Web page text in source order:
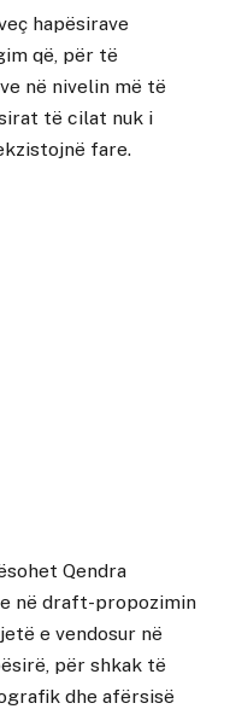
hapësirave
që, për të
në nivelin më të
të cilat nuk i
fare.
Qendra
në draft-propozimin
e vendosur në
për shkak të
dhe afërsisë